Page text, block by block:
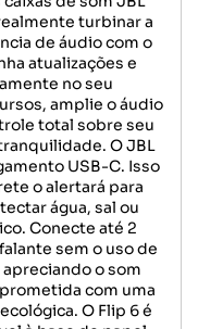
turbinar a
de áudio com o
atualizações e
no seu
amplie o áudio
total sobre seu
O JBL
USB-C. Isso
o alertará para
água, sal ou
Conecte até 2
sem o uso de
o som
com uma
O Flip 6 é